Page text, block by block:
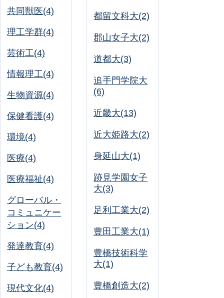
共同獣医(4)
理工学群(4)
芸術工(4)
情報理工(4)
生物資源(4)
保健看護(4)
環境(4)
医療(4)
医療福祉(4)
グローバル・
コミュニケー
ション(4)
発達教育(4)
子ども教育(4)
現代文化(4)
都留文科大(2)
郡山女子大(2)
道都大(3)
追手門学院大
(6)
近畿大(13)
近大姫路大(2)
身延山大(1)
跡見学園女子
大(3)
足利工業大(2)
豊田工業大(1)
豊橋技術科学
大(1)
豊橋創造大(2)